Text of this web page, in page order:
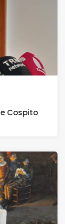
Cospito